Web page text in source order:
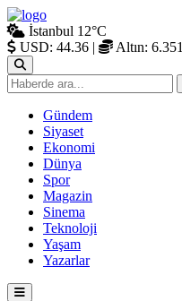
İstanbul 12°C
USD: 44.36 | Altın: 6.351
Gündem
Siyaset
Ekonomi
Dünya
Spor
Magazin
Sinema
Teknoloji
Yaşam
Yazarlar